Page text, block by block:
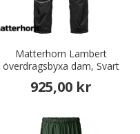
Matterhorn Lambert
överdragsbyxa dam, Svart
925,00 kr